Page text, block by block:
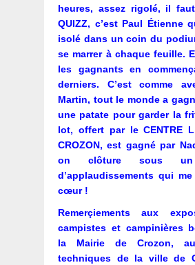
heures, assez rigolé, il
QUIZZ, c’est Paul Étienne
isolé dans un coin du
se marrer à chaque feuille.
les gagnants en
derniers. C’est comme
Martin, tout le monde a
une patate pour garder la
lot, offert par le CENTRE
CROZON, est gagné par
on clôture sous un
d’applaudissements qui
cœur !
Remerçiements aux
campistes et campinières
la Mairie de Crozon,
techniques de la ville de